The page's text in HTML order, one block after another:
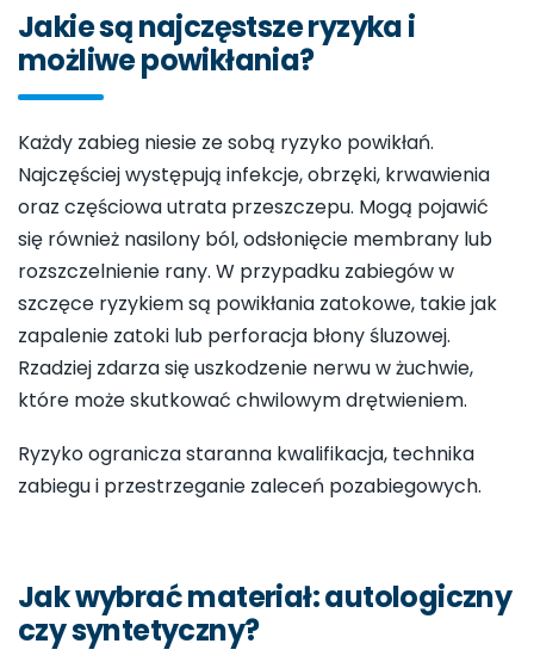
Jakie są najczęstsze ryzyka i
możliwe powikłania?
Każdy zabieg niesie ze sobą ryzyko powikłań.
Najczęściej występują infekcje, obrzęki, krwawienia
oraz częściowa utrata przeszczepu. Mogą pojawić
się również nasilony ból, odsłonięcie membrany lub
rozszczelnienie rany. W przypadku zabiegów w
szczęce ryzykiem są powikłania zatokowe, takie jak
zapalenie zatoki lub perforacja błony śluzowej.
Rzadziej zdarza się uszkodzenie nerwu w żuchwie,
które może skutkować chwilowym drętwieniem.
Ryzyko ogranicza staranna kwalifikacja, technika
zabiegu i przestrzeganie zaleceń pozabiegowych.
Jak wybrać materiał: autologiczny
czy syntetyczny?